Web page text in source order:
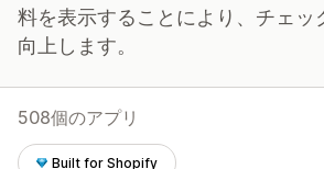
料を表示することにより、チェッ
向上します。
508個のアプリ
Built for Shopify